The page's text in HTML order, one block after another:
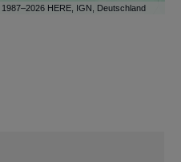
HERE, IGN, Deutschland